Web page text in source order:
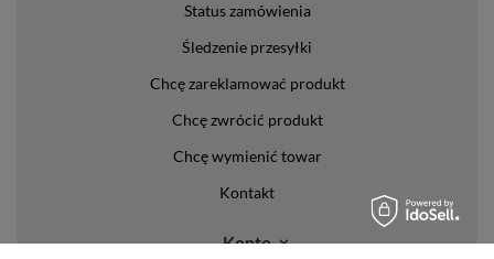
Status zamówienia
Śledzenie przesyłki
Chcę zareklamować produkt
Chcę zwrócić produkt
Chcę wymienić towar
Kontakt
Konto